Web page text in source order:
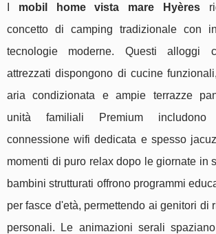
mobil home vista mare Hyères
concetto di camping tradizionale con
tecnologie moderne. Questi alloggi
attrezzati dispongono di cucine
aria condizionata e ampie terrazze
unità familiali Premium includono
connessione wifi dedicata e spesso
momenti di puro relax dopo le giornate in
bambini strutturati offrono programmi
per fasce d'età, permettendo ai genitori di
personali. Le animazioni serali